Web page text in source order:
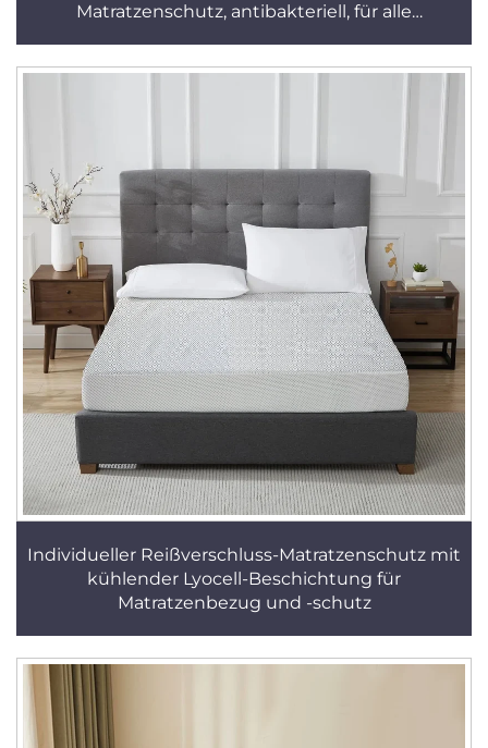
Matratzenschutz, antibakteriell, für alle
Individueller Reißverschluss-Matratzenschutz mit
kühlender Lyocell-Beschichtung für
Matratzenbezug und -schutz